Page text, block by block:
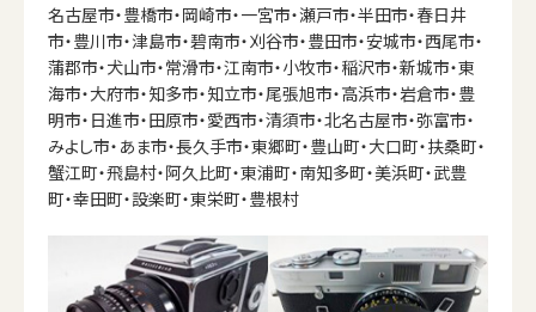
名古屋市・豊橋市・岡崎市・一宮市・瀬戸市・半田市・春日井
市・豊川市・津島市・碧南市・刈谷市・豊田市・安城市・西尾市・
蒲郡市・犬山市・常滑市・江南市・小牧市・稲沢市・新城市・東
海市・大府市・知多市・知立市・尾張旭市・高浜市・岩倉市・豊
明市・日進市・田原市・愛西市・清須市・北名古屋市・弥富市・
みよし市・あま市・長久手市・東郷町・豊山町・大口町・扶桑町・
蟹江町・飛島村・阿久比町・東浦町・南知多町・美浜町・武豊
町・幸田町・設楽町・東栄町・豊根村